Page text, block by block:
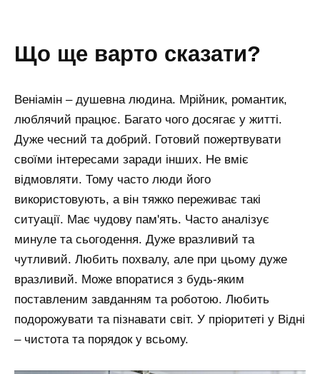
що ще варто сказати?
Веніамін – душевна людина. Мрійник, романтик,
люблячий працює. Багато чого досягає у житті.
Дуже чесний та добрий. Готовий пожертвувати
своїми інтересами заради інших. Не вміє
відмовляти. Тому часто люди його
використовують, а він тяжко переживає такі
ситуації. Має чудову пам'ять. Часто аналізує
минуле та сьогодення. Дуже вразливий та
чутливий. Любить похвалу, але при цьому дуже
вразливий. Може впоратися з будь-яким
поставленим завданням та роботою. Любить
подорожувати та пізнавати світ. У пріоритеті у Відні
– чистота та порядок у всьому.